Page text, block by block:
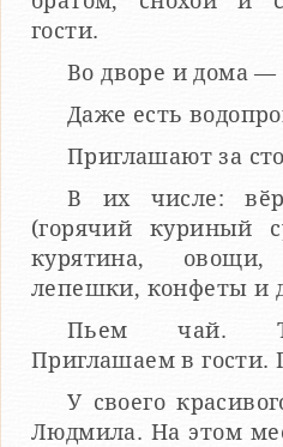
гости.
Во дворе и дома —
Даже есть
Приглашают за
В их числе:
(горячий куриный
курятина,
лепешки, конфеты и
Пьем чай.
Приглашаем в гости.
У своего
Людмила. На этом